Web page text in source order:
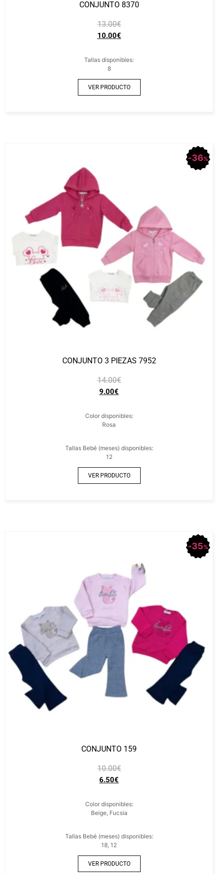
CONJUNTO 8370
13.00€
10.00€
Tallas disponibles:
8
VER PRODUCTO
36%
CONJUNTO 3 PIEZAS 7952
14.00€
9.00€
Color disponibles:
Rosa
Tallas Bebé (meses) disponibles:
12
VER PRODUCTO
35%
CONJUNTO 159
10.00€
6.50€
Color disponibles:
Beige, Fucsia
Tallas Bebé (meses) disponibles:
18, 12
VER PRODUCTO